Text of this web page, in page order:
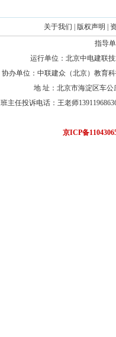
关于我们 版权声明
指导
运行单位：北京中电建联
协办单位：中联建众（北京）教育
地 址：北京市海淀区车
班主任投诉电话：王老师
京ICP备